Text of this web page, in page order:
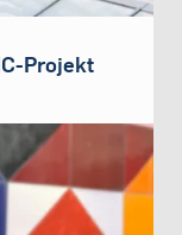
Projekt